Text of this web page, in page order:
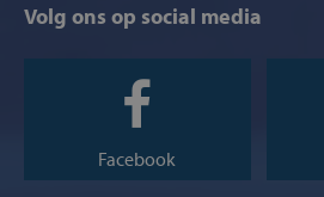
Volg ons op social media
Facebook